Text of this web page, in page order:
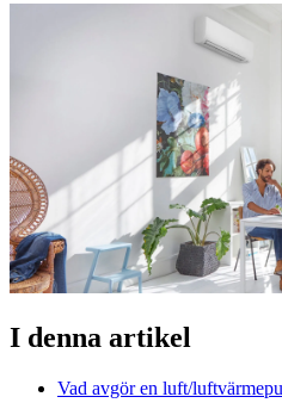
I denna artikel
Vad avgör en luft/